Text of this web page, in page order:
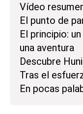
Vídeo
El punto de
El principio:
una aventura
Descubre
Tras el
En pocas